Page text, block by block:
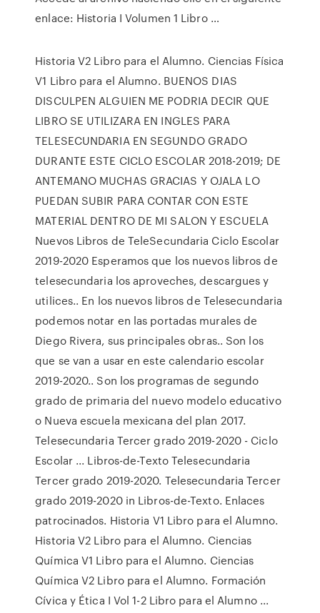
enlace: Historia I Volumen 1 Libro …
Historia V2 Libro para el Alumno. Ciencias Física
V1 Libro para el Alumno. BUENOS DIAS
DISCULPEN ALGUIEN ME PODRIA DECIR QUE
LIBRO SE UTILIZARA EN INGLES PARA
TELESECUNDARIA EN SEGUNDO GRADO
DURANTE ESTE CICLO ESCOLAR 2018-2019; DE
ANTEMANO MUCHAS GRACIAS Y OJALA LO
PUEDAN SUBIR PARA CONTAR CON ESTE
MATERIAL DENTRO DE MI SALON Y ESCUELA
Nuevos Libros de TeleSecundaria Ciclo Escolar
2019-2020 Esperamos que los nuevos libros de
telesecundaria los aproveches, descargues y
utilices.. En los nuevos libros de Telesecundaria
podemos notar en las portadas murales de
Diego Rivera, sus principales obras.. Son los
que se van a usar en este calendario escolar
2019-2020.. Son los programas de segundo
grado de primaria del nuevo modelo educativo
o Nueva escuela mexicana del plan 2017.
Telesecundaria Tercer grado 2019-2020 - Ciclo
Escolar ... Libros-de-Texto Telesecundaria
Tercer grado 2019-2020. Telesecundaria Tercer
grado 2019-2020 in Libros-de-Texto. Enlaces
patrocinados. Historia V1 Libro para el Alumno.
Historia V2 Libro para el Alumno. Ciencias
Química V1 Libro para el Alumno. Ciencias
Química V2 Libro para el Alumno. Formación
Cívica y Ética I Vol 1-2 Libro para el Alumno ...